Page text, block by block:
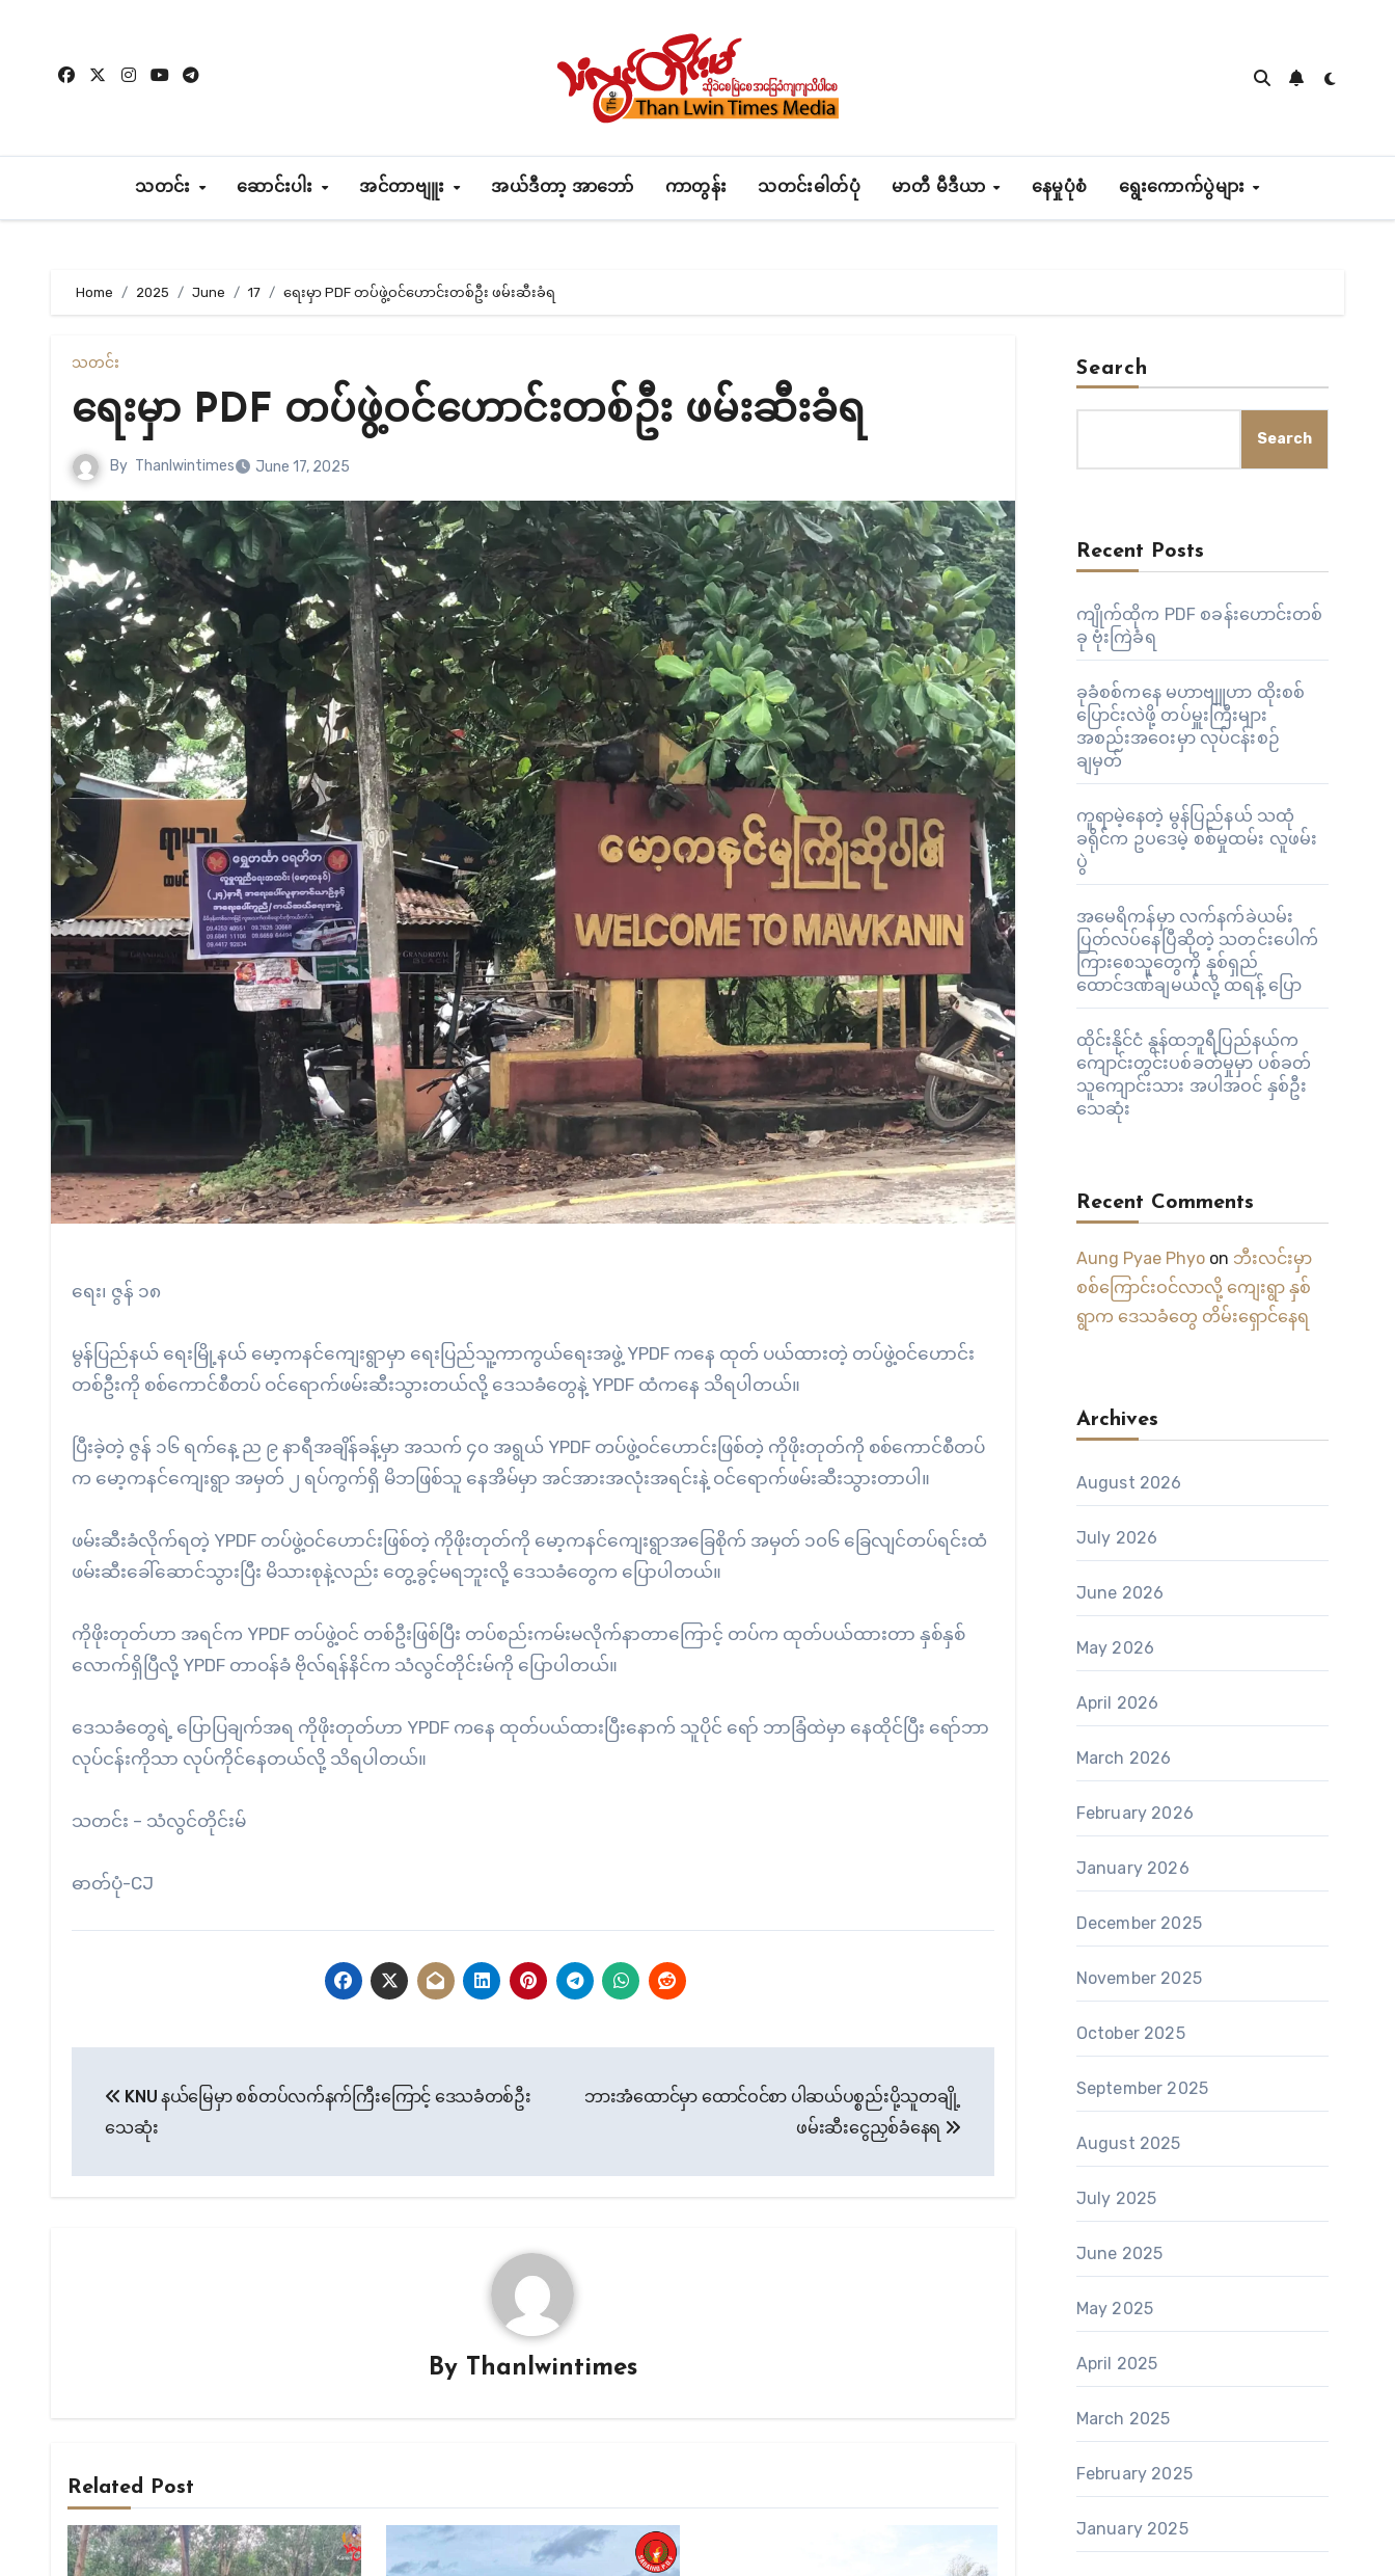
content
သတင်း ဆောင်းပါး အင်တာဗျူး အယ်ဒီတာ့ အာဘော် ကာတွန်း သတင်းဓါတ်ပုံ မာတီ မီဒီယာ နေမှုပုံစံ ရွေးကောက်ပွဲများ
Home 2025 June 17 ရေးမှာ PDF တပ်ဖွဲ့ဝင်ဟောင်းတစ်ဦး ဖမ်းဆီးခံရ
သတင်း
ရေးမှာ PDF တပ်ဖွဲ့ဝင်ဟောင်းတစ်ဦး ဖမ်းဆီးခံရ
By Thanlwintimes June 17, 2025
ရေး၊ ဇွန် ၁၈
မွန်ပြည်နယ် ရေးမြို့နယ် မော့ကနင်ကျေးရွာမှာ ရေးပြည်သူ့ကာကွယ်ရေးအဖွဲ့ YPDF ကနေ ထုတ် ပယ်ထားတဲ့ တပ်ဖွဲ့ဝင်ဟောင်း
တစ်ဦးကို စစ်ကောင်စီတပ် ဝင်ရောက်ဖမ်းဆီးသွားတယ်လို့ ဒေသခံတွေနဲ့ YPDF ထံကနေ သိရပါတယ်။
ပြီးခဲ့တဲ့ ဇွန် ၁၆ ရက်နေ့ ည ၉ နာရီအချိန်ခန့်မှာ အသက် ၄၀ အရွယ် YPDF တပ်ဖွဲ့ဝင်ဟောင်းဖြစ်တဲ့ ကိုဖိုးတုတ်ကို စစ်ကောင်စီတပ်
က မော့ကနင်ကျေးရွာ အမှတ် ၂ ရပ်ကွက်ရှိ မိဘဖြစ်သူ နေအိမ်မှာ အင်အားအလုံးအရင်းနဲ့ ဝင်ရောက်ဖမ်းဆီးသွားတာပါ။
ဖမ်းဆီးခံလိုက်ရတဲ့ YPDF တပ်ဖွဲ့ဝင်ဟောင်းဖြစ်တဲ့ ကိုဖိုးတုတ်ကို မော့ကနင်ကျေးရွာအခြေစိုက် အမှတ် ၁၀၆ ခြေလျင်တပ်ရင်းထံ
ဖမ်းဆီးခေါ်ဆောင်သွားပြီး မိသားစုနဲ့လည်း တွေ့ခွင့်မရဘူးလို့ ဒေသခံတွေက ပြောပါတယ်။
ကိုဖိုးတုတ်ဟာ အရင်က YPDF တပ်ဖွဲ့ဝင် တစ်ဦးဖြစ်ပြီး တပ်စည်းကမ်းမလိုက်နာတာကြောင့် တပ်က ထုတ်ပယ်ထားတာ နှစ်နှစ်
လောက်ရှိပြီလို့ YPDF တာဝန်ခံ ဗိုလ်ရန်နိင်က သံလွင်တိုင်းမ်ကို ပြောပါတယ်။
ဒေသခံတွေရဲ့ ပြောပြချက်အရ ကိုဖိုးတုတ်ဟာ YPDF ကနေ ထုတ်ပယ်ထားပြီးနောက် သူပိုင် ရော် ဘာခြံထဲမှာ နေထိုင်ပြီး ရော်ဘာ
လုပ်ငန်းကိုသာ လုပ်ကိုင်နေတယ်လို့ သိရပါတယ်။
သတင်း – သံလွင်တိုင်းမ်
ဓာတ်ပုံ-CJ
navigation
KNU နယ်မြေမှာ စစ်တပ်လက်နက်ကြီးကြောင့် ဒေသခံတစ်ဦး
သေဆုံး
ဘားအံထောင်မှာ ထောင်ဝင်စာ ပါဆယ်ပစ္စည်းပို့သူတချို့
ဖမ်းဆီးငွေညှစ်ခံနေရ
By Thanlwintimes
Related Post
Search
Search
Recent Posts
ကျိုက်ထိုက PDF စခန်းဟောင်းတစ်
ခု ဗုံးကြဲခံရ
ခုခံစစ်ကနေ မဟာဗျူဟာ ထိုးစစ်
ပြောင်းလဲဖို့ တပ်မှူးကြီးများ
အစည်းအဝေးမှာ လုပ်ငန်းစဉ်
ချမှတ်
ကူရာမဲ့နေတဲ့ မွန်ပြည်နယ် သထုံ
ခရိုင်က ဥပဒေမဲ့ စစ်မှုထမ်း လူဖမ်း
ပွဲ
အမေရိကန်မှာ လက်နက်ခဲယမ်း
ပြတ်လပ်နေပြီဆိုတဲ့ သတင်းပေါက်
ကြားစေသူတွေကို နှစ်ရှည်
ထောင်ဒဏ်ချမယ်လို့ ထရန့် ပြော
ထိုင်းနိုင်ငံ နွန်ထဘူရီပြည်နယ်က
ကျောင်းတွင်းပစ်ခတ်မှုမှာ ပစ်ခတ်
သူကျောင်းသား အပါအဝင် နှစ်ဦး
သေဆုံး
Recent Comments
Aung Pyae Phyoon ဘီးလင်းမှာ
စစ်ကြောင်းဝင်လာလို့ ကျေးရွာ နှစ်
ရွာက ဒေသခံတွေ တိမ်းရှောင်နေရ
Archives
August 2026
July 2026
June 2026
May 2026
April 2026
March 2026
February 2026
January 2026
December 2025
November 2025
October 2025
September 2025
August 2025
July 2025
June 2025
May 2025
April 2025
March 2025
February 2025
January 2025